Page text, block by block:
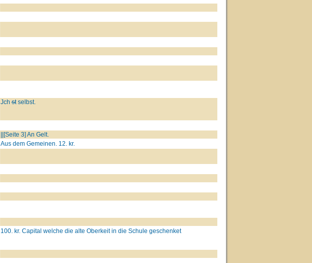
Jchstselbst.
||[Seite 3] An Gelt.
Aus dem Gemeinen. 12. kr.
100. kr. Capital welche die alte Oberkeit in die Schule geschenket